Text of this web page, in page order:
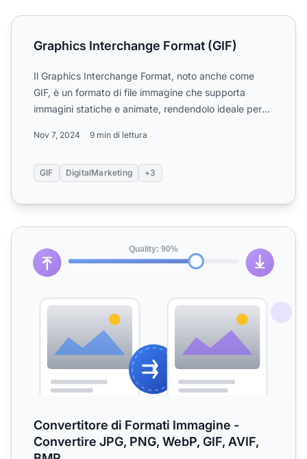
Graphics Interchange Format (GIF)
Graphics Interchange Format (GIF)
Il Graphics Interchange Format, noto anche come
GIF, è un formato di file immagine che supporta
immagini statiche e animate, rendendolo ideale per
Nov 7, 2024 9 min di lettura
GIF DigitalMarketing +3
Convertitore di Formati Immagine - Convertire JPG, PNG,
Convertitore di Formati Immagine -
Convertire JPG, PNG, WebP, GIF, AVIF,